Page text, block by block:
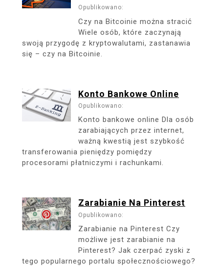
Opublikowano:
Czy na Bitcoinie można stracić
Wiele osób, które zaczynają
swoją przygodę z kryptowalutami, zastanawia
się – czy na Bitcoinie.
Konto Bankowe Online
Opublikowano:
Konto bankowe online Dla osób
zarabiających przez internet,
ważną kwestią jest szybkość
transferowania pieniędzy pomiędzy
procesorami płatniczymi i rachunkami.
Zarabianie Na Pinterest
Opublikowano:
Zarabianie na Pinterest Czy
możliwe jest zarabianie na
Pinterest? Jak czerpać zyski z
tego popularnego portalu społecznościowego?